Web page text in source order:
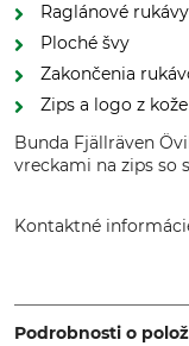
Raglánové rukávy
Ploché švy
Zakončenia
Zips a logo z kože
Bunda Fjällräven
vreckami na zips so
Kontaktné
Sweden,
Podrobnosti o